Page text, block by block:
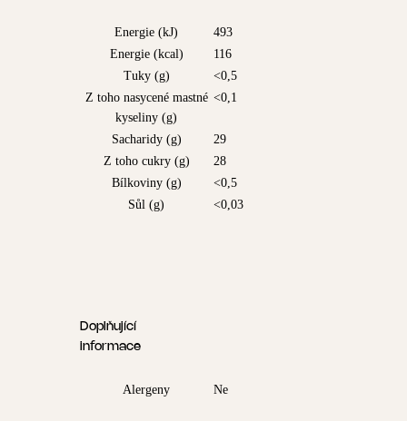
Energie (kJ)
493
Energie (kcal)
116
Tuky (g)
<0,5
Z toho nasycené mastné
kyseliny (g)
<0,1
Sacharidy (g)
29
Z toho cukry (g)
28
Bílkoviny (g)
<0,5
Sůl (g)
<0,03
Doplňující
informace
Alergeny Ne